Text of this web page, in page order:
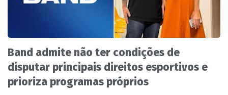
Band admite não ter condições de
disputar principais direitos esportivos e
prioriza programas próprios